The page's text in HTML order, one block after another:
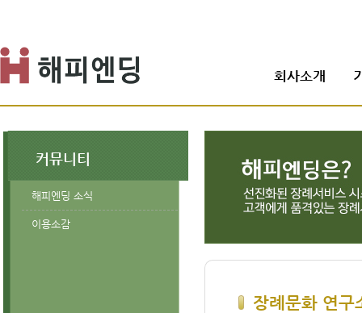
회사소개
커뮤니티
해피엔딩 소식
이용소감
장례문화 연구